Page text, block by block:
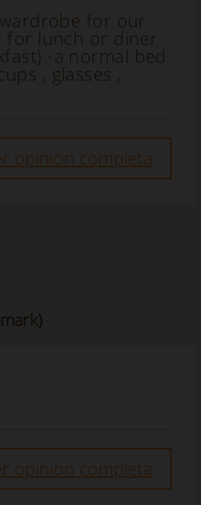
for our
for lunch or diner
-a normal bed
, glasses ,
opinion completa
opinion completa